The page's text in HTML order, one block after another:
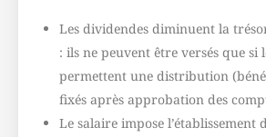
Les dividendes diminuent la
: ils ne peuvent être versés que si
permettent une distribution
fixés après approbation des
Le salaire impose l’établissement